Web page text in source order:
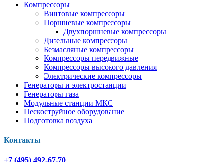
Компрессоры
Винтовые компрессоры
Поршневые компрессоры
Двухпоршневые компрессоры
Дизельные компрессоры
Безмасляные компрессоры
Компрессоры передвижные
Компрессоры высокого давления
Электрические компрессоры
Генераторы и электростанции
Генераторы газа
Модульные станции МКС
Пескоструйное оборудование
Подготовка воздуха
Контакты
+7 (495) 492-67-70